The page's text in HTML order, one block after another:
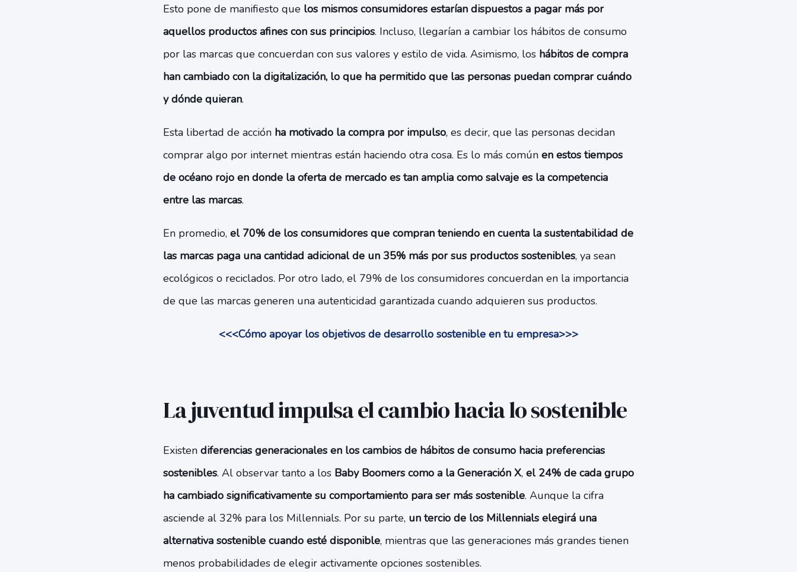
Esto pone de manifiesto que los mismos consumidores estarían dispuestos a pagar más por
aquellos productos afines con sus principios. Incluso, llegarían a cambiar los hábitos de consumo
por las marcas que concuerdan con sus valores y estilo de vida. Asimismo, los hábitos de compra
han cambiado con la digitalización, lo que ha permitido que las personas puedan comprar cuándo
y dónde quieran.
Esta libertad de acción ha motivado la compra por impulso, es decir, que las personas decidan
comprar algo por internet mientras están haciendo otra cosa. Es lo más común en estos tiempos
de océano rojo en donde la oferta de mercado es tan amplia como salvaje es la competencia
entre las marcas.
En promedio, el 70% de los consumidores que compran teniendo en cuenta la sustentabilidad de
las marcas paga una cantidad adicional de un 35% más por sus productos sostenibles, ya sean
ecológicos o reciclados. Por otro lado, el 79% de los consumidores concuerdan en la importancia
de que las marcas generen una autenticidad garantizada cuando adquieren sus productos.
<<<Cómo apoyar los objetivos de desarrollo sostenible en tu empresa>>>
La juventud impulsa el cambio hacia lo sostenible
Existen diferencias generacionales en los cambios de hábitos de consumo hacia preferencias
sostenibles. Al observar tanto a los Baby Boomers como a la Generación X, el 24% de cada grupo
ha cambiado significativamente su comportamiento para ser más sostenible. Aunque la cifra
asciende al 32% para los Millennials. Por su parte, un tercio de los Millennials elegirá una
alternativa sostenible cuando esté disponible, mientras que las generaciones más grandes tienen
menos probabilidades de elegir activamente opciones sostenibles.